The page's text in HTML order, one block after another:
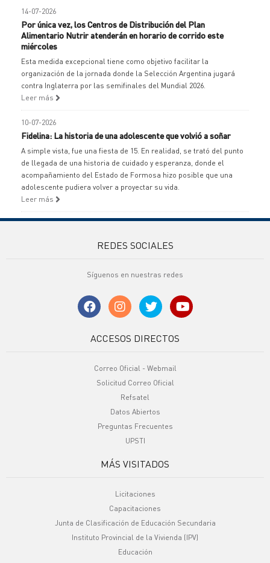
14-07-2026
Por única vez, los Centros de Distribución del Plan
Alimentario Nutrir atenderán en horario de corrido este
miércoles
Esta medida excepcional tiene como objetivo facilitar la
organización de la jornada donde la Selección Argentina jugará
contra Inglaterra por las semifinales del Mundial 2026.
Leer más
10-07-2026
Fidelina: La historia de una adolescente que volvió a soñar
A simple vista, fue una fiesta de 15. En realidad, se trató del punto
de llegada de una historia de cuidado y esperanza, donde el
acompañamiento del Estado de Formosa hizo posible que una
adolescente pudiera volver a proyectar su vida.
Leer más
REDES SOCIALES
Síguenos en nuestras redes
ACCESOS DIRECTOS
Correo Oficial - Webmail
Solicitud Correo Oficial
Refsatel
Datos Abiertos
Preguntas Frecuentes
UPSTI
MÁS VISITADOS
Licitaciones
Capacitaciones
Junta de Clasificación de Educación Secundaria
Instituto Provincial de la Vivienda (IPV)
Educación